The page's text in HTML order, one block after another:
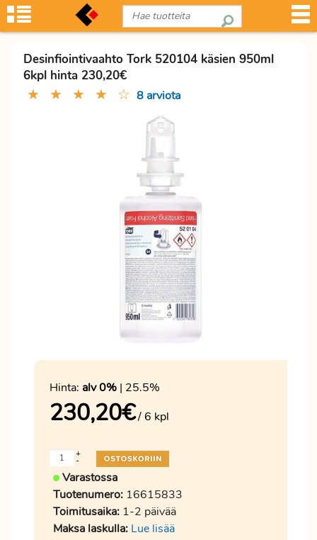
Desinfiointivaahto Tork 520104 käsien 950ml
6kpl hinta 230,20€
★ ★ ★ ★ ☆ 8 arviota
Hinta: alv 0% | 25.5%
230,20€/ 6 kpl
-
+
Varastossa
Tuotenumero: 16615833
Toimitusaika: 1-2 päivää
Maksa laskulla: Lue lisää